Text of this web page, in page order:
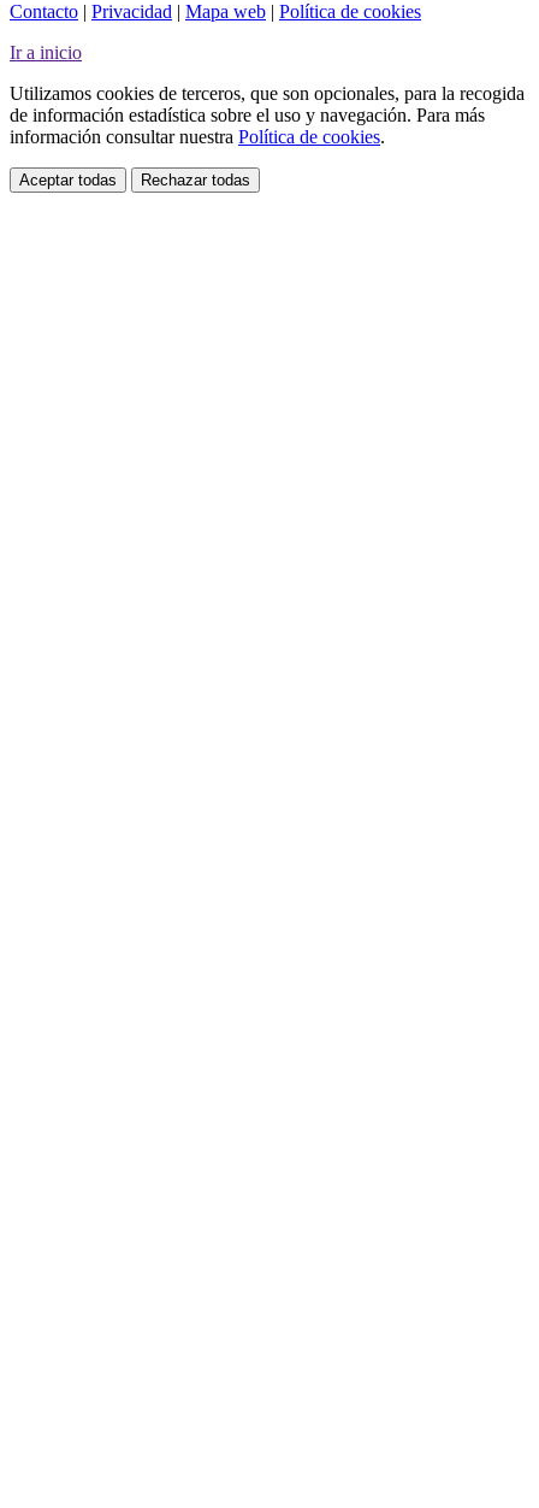
Contacto | Privacidad | Mapa web | Política de cookies
Ir a inicio
Utilizamos cookies de terceros, que son opcionales, para la recogida
de información estadística sobre el uso y navegación. Para más
información consultar nuestra Política de cookies.
Aceptar todas Rechazar todas